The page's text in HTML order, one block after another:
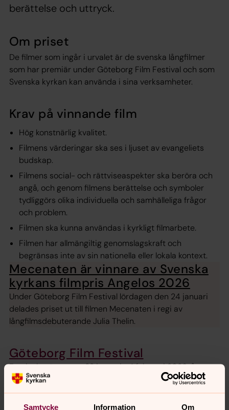
Samtycke Information Om
berättelse och uttryck.
Om priset
De filmer som ingår i urvalet är de svenska långfilmer
som har premiär under Göteborg Film Festival och som
Svenska kyrkan kan använda i sina verksamheter.
Krav på vinnande film
Hög konstnärlig kvalitet.
Filmens värderingar ska ses i ljuset av evangeliets
budskap.
Filmens social- och rättviseaspekter ska beröra och
angå, och genom filmens berättelse och symboler
tydliggörs olika individuella och samhälleliga frågor
och problem.
Filmen ska kunna användas i kyrkligt filmarbete.
Filmen har allmängiltig genomslagskraft och
begränsas inte av sin nationella eller lokala kontext.
Mecenaten är vinnare av Svenska
kyrkans filmpris Angelos 2026
Under Göteborg Film Festival lördagen den 24 januari
delades priset ut till filmen Mecenaten i regi av
långfilmsdebuterande Julia Thelin.
Göteborg Film Festival
Festivalen äger rum 23 januari – 1 februari 2026, årets
tema är Truth. Göteborgs stift och Svenska kyrkan på
nationell nivå stöder Göteborg Film Festival genom att
varje år dela ut ett filmpris samt arrangera seminarier i